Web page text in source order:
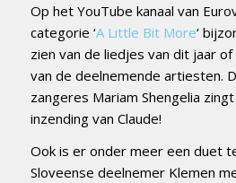
Op het YouTube kanaal van
categorie ‘A Little Bit More‘
zien van de liedjes van dit jaar
van de deelnemende artiesten.
zangeres Mariam Shengelia
inzending van Claude!
Ook is er onder meer een duet
Sloveense deelnemer Klemen